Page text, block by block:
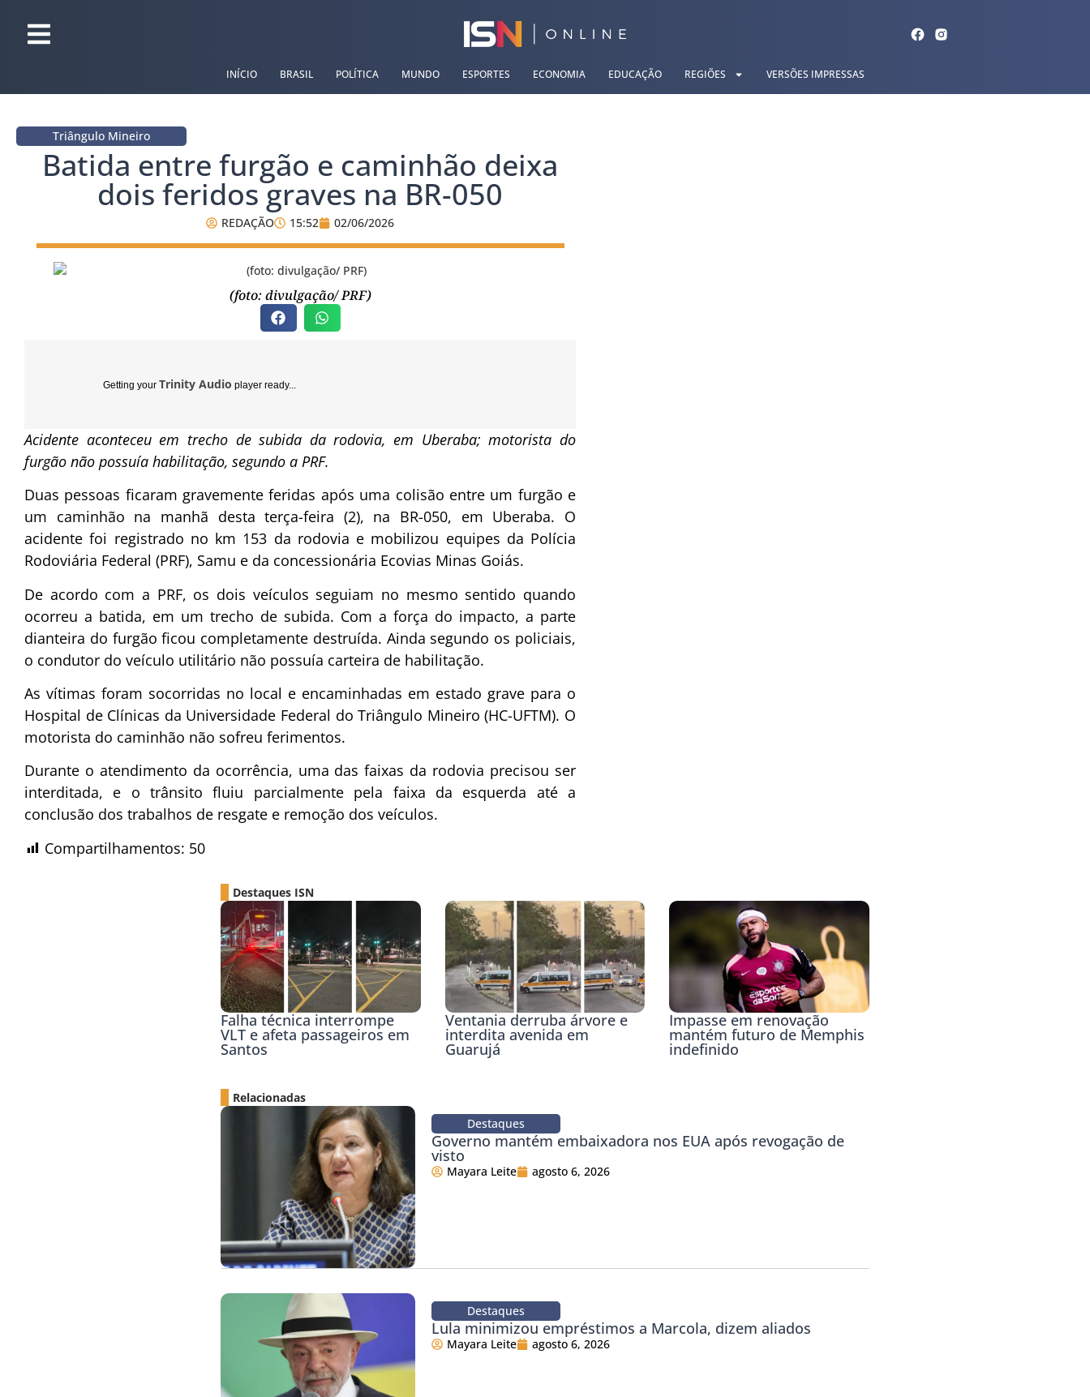
INÍCIO BRASIL POLÍTICA MUNDO ESPORTES ECONOMIA EDUCAÇÃO REGIÕES VERSÕES IMPRESSAS
Triângulo Mineiro
Batida entre furgão e caminhão deixa
dois feridos graves na BR-050
REDAÇÃO 15:52 02/06/2026
(foto: divulgação/ PRF)
Getting your Trinity Audio player ready...
Acidente aconteceu em trecho de subida da rodovia, em Uberaba; motorista do
furgão não possuía habilitação, segundo a PRF.
Duas pessoas ficaram gravemente feridas após uma colisão entre um furgão e
um caminhão na manhã desta terça-feira (2), na BR-050, em Uberaba. O
acidente foi registrado no km 153 da rodovia e mobilizou equipes da Polícia
Rodoviária Federal (PRF), Samu e da concessionária Ecovias Minas Goiás.
De acordo com a PRF, os dois veículos seguiam no mesmo sentido quando
ocorreu a batida, em um trecho de subida. Com a força do impacto, a parte
dianteira do furgão ficou completamente destruída. Ainda segundo os policiais,
o condutor do veículo utilitário não possuía carteira de habilitação.
As vítimas foram socorridas no local e encaminhadas em estado grave para o
Hospital de Clínicas da Universidade Federal do Triângulo Mineiro (HC-UFTM). O
motorista do caminhão não sofreu ferimentos.
Durante o atendimento da ocorrência, uma das faixas da rodovia precisou ser
interditada, e o trânsito fluiu parcialmente pela faixa da esquerda até a
conclusão dos trabalhos de resgate e remoção dos veículos.
Compartilhamentos: 50
Destaques ISN
Falha técnica interrompe
VLT e afeta passageiros em
Santos
Ventania derruba árvore e
interdita avenida em
Guarujá
Impasse em renovação
mantém futuro de Memphis
indefinido
Relacionadas
Destaques
Governo mantém embaixadora nos EUA após revogação de
visto
Mayara Leite agosto 6, 2026
Destaques
Lula minimizou empréstimos a Marcola, dizem aliados
Mayara Leite agosto 6, 2026